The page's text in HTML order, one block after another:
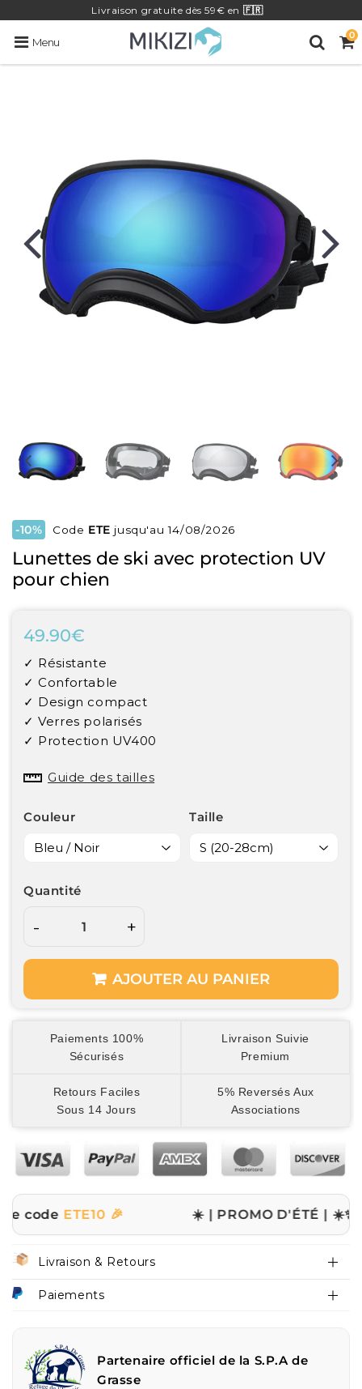
Livraison gratuite dès 59€ en 🇫🇷
Menu
0
-10% Code ETE jusqu'au 14/08/2026
Lunettes de ski avec protection UV
pour chien
49.90€
Unit
price
✓ Résistante
✓ Confortable
✓ Design compact
✓ Verres polarisés
✓ Protection UV400
Guide des tailles
Couleur Taille
Quantité
- +
AJOUTER AU PANIER
Paiements 100%
Sécurisés
Livraison Suivie
Premium
Retours Faciles
Sous 14 Jours
5% Reversés Aux
Associations
ETE10 🎉 ☀️ | PROMO D'ÉTÉ | ☀️✨ -10%
Livraison & Retours
Paiements
Partenaire officiel de la S.P.A de
Grasse